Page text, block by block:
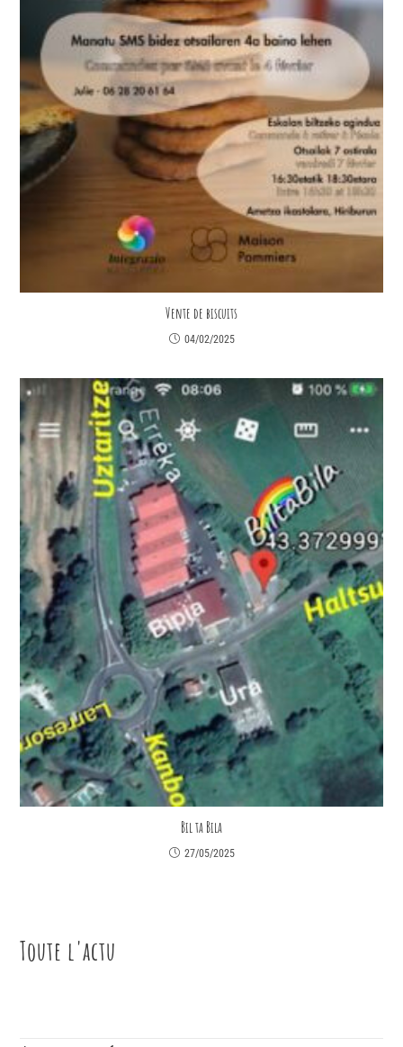
Vente de biscuits
04/02/2025
Bil ta Bila
27/05/2025
Toute l'actu